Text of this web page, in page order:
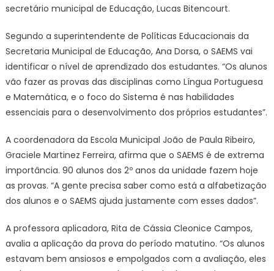
secretário municipal de Educação, Lucas Bitencourt.
Segundo a superintendente de Políticas Educacionais da
Secretaria Municipal de Educação, Ana Dorsa, o SAEMS vai
identificar o nível de aprendizado dos estudantes. “Os alunos
vão fazer as provas das disciplinas como Língua Portuguesa
e Matemática, e o foco do Sistema é nas habilidades
essenciais para o desenvolvimento dos próprios estudantes”.
A coordenadora da Escola Municipal João de Paula Ribeiro,
Graciele Martinez Ferreira, afirma que o SAEMS é de extrema
importância. 90 alunos dos 2º anos da unidade fazem hoje
as provas. “A gente precisa saber como está a alfabetização
dos alunos e o SAEMS ajuda justamente com esses dados”.
A professora aplicadora, Rita de Cássia Cleonice Campos,
avalia a aplicação da prova do período matutino. “Os alunos
estavam bem ansiosos e empolgados com a avaliação, eles